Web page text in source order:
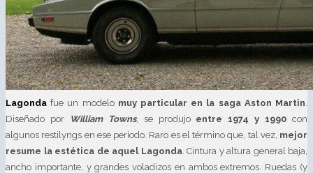
Lagonda fue un modelo muy particular en la saga Aston Martin
Diseñado por
William Towns, se produjo entre 1974 y 1990 con
algunos restilyngs en ese período. Raro es el término que, tal vez, mejor
resume la estética de aquel Lagonda. Cintura y altura general baja,
ancho importante, y grandes voladizos en ambos extremos. Ruedas (y